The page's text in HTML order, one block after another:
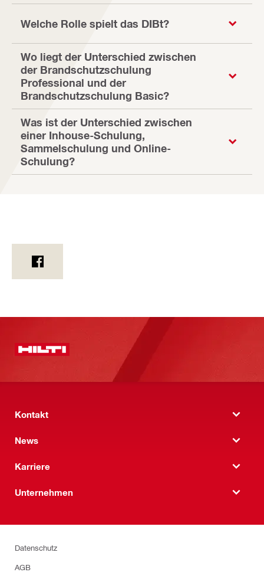
Welche Rolle spielt das DIBt?
Wo liegt der Unterschied zwischen
der Brandschutzschulung
Professional und der
Brandschutzschulung Basic?
Was ist der Unterschied zwischen
einer Inhouse-Schulung,
Sammelschulung und Online-
Schulung?
Kontakt
News
Karriere
Unternehmen
Datenschutz
AGB